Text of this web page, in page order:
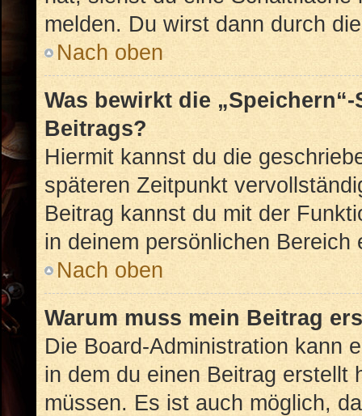
melden. Du wirst dann durch
Nach oben
Was bewirkt die
Beitrags?
Hiermit kannst du die
späteren Zeitpunkt
Beitrag kannst du mit der
in deinem persönlichen Bereich
Nach oben
Warum muss mein Beitrag
Die Board-Administration kann
in dem du einen Beitrag erstellt
müssen. Es ist auch möglich,